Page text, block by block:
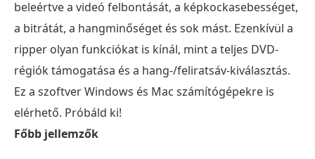
beleértve a videó felbontását, a képkockasebességet,
a bitrátát, a hangminőséget és sok mást. Ezenkívül a
ripper olyan funkciókat is kínál, mint a teljes DVD-
régiók támogatása és a hang-/feliratsáv-kiválasztás.
Ez a szoftver Windows és Mac számítógépekre is
elérhető. Próbáld ki!
Főbb jellemzők